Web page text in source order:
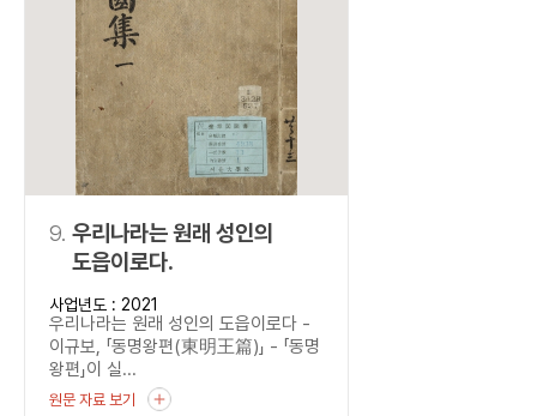
9. 우리나라는 원래 성인의
도읍이로다.
사업년도 : 2021
우리나라는 원래 성인의 도읍이로다 -
이규보, 「동명왕편(東明王篇)」 - 「동명
왕편」이 실...
원문 자료 보기